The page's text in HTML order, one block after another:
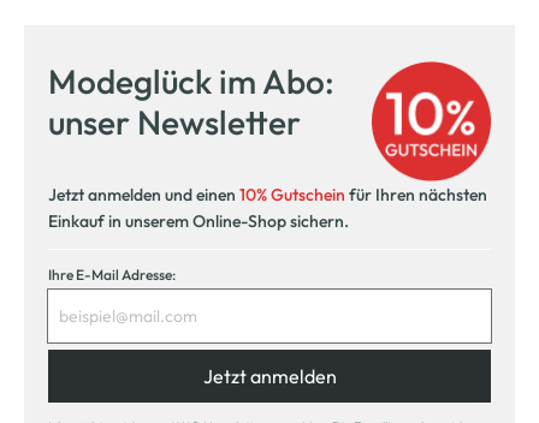
Modeglück im Abo:
unser Newsletter
Jetzt anmelden und einen 10% Gutschein für Ihren nächsten
Einkauf in unserem Online-Shop sichern.
Ihre E-Mail Adresse:
Jetzt anmelden